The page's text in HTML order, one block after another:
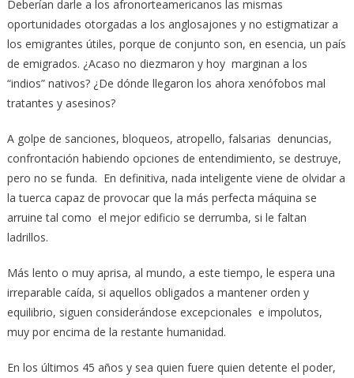
Deberían darle a los afronorteamericanos las mismas
oportunidades otorgadas a los anglosajones y no estigmatizar a
los emigrantes útiles, porque de conjunto son, en esencia, un país
de emigrados. ¿Acaso no diezmaron y hoy marginan a los
“indios” nativos? ¿De dónde llegaron los ahora xenófobos mal
tratantes y asesinos?
A golpe de sanciones, bloqueos, atropello, falsarias denuncias,
confrontación habiendo opciones de entendimiento, se destruye,
pero no se funda. En definitiva, nada inteligente viene de olvidar a
la tuerca capaz de provocar que la más perfecta máquina se
arruine tal como el mejor edificio se derrumba, si le faltan
ladrillos.
Más lento o muy aprisa, al mundo, a este tiempo, le espera una
irreparable caída, si aquellos obligados a mantener orden y
equilibrio, siguen considerándose excepcionales e impolutos,
muy por encima de la restante humanidad.
En los últimos 45 años y sea quien fuere quien detente el poder,